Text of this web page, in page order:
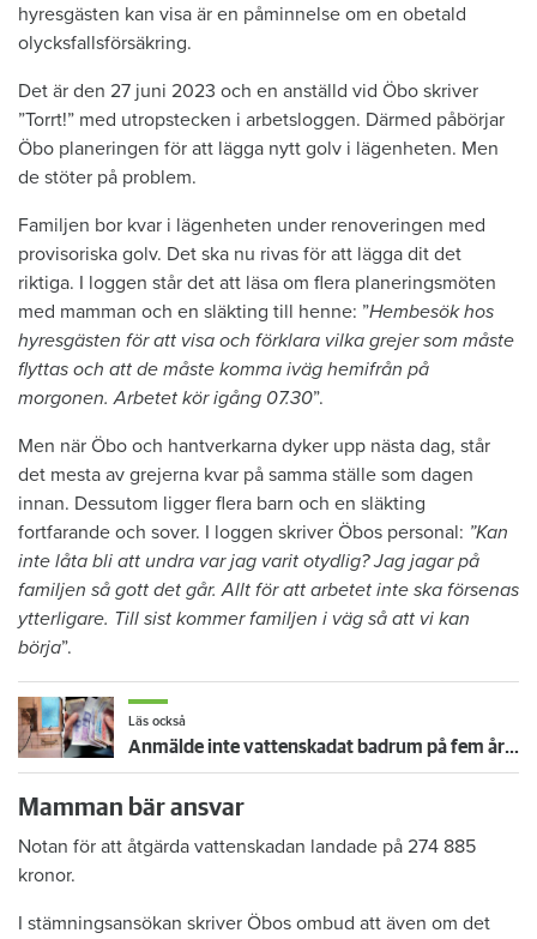
hyresgästen kan visa är en påminnelse om en obetald
olycksfallsförsäkring.
Det är den 27 juni 2023 och en anställd vid Öbo skriver
”Torrt!” med utropstecken i arbetsloggen. Därmed påbörjar
Öbo planeringen för att lägga nytt golv i lägenheten. Men
de stöter på problem.
Familjen bor kvar i lägenheten under renoveringen med
provisoriska golv. Det ska nu rivas för att lägga dit det
riktiga. I loggen står det att läsa om flera planeringsmöten
med mamman och en släkting till henne: ”Hembesök hos
hyresgästen för att visa och förklara vilka grejer som måste
flyttas och att de måste komma iväg hemifrån på
morgonen. Arbetet kör igång 07.30”.
Men när Öbo och hantverkarna dyker upp nästa dag, står
det mesta av grejerna kvar på samma ställe som dagen
innan. Dessutom ligger flera barn och en släkting
fortfarande och sover. I loggen skriver Öbos personal: ”Kan
inte låta bli att undra var jag varit otydlig? Jag jagar på
familjen så gott det går. Allt för att arbetet inte ska försenas
ytterligare. Till sist kommer familjen i väg så att vi kan
börja”.
Läs också
Anmälde inte vattenskadat badrum på fem år – krävs på 125 000 kronor
Mamman bär ansvar
Notan för att åtgärda vattenskadan landade på 274 885
kronor.
I stämningsansökan skriver Öbos ombud att även om det